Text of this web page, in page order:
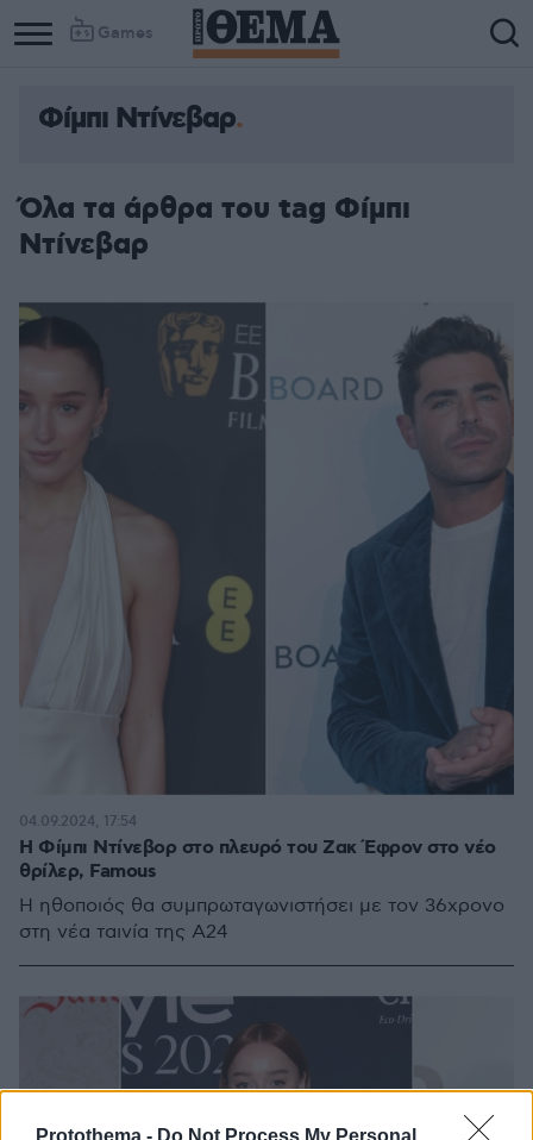
Protothema - Do Not Process My Personal
Games
Φίμπι Ντίνεβαρ
Όλα τα άρθρα του tag Φίμπι
Ντίνεβαρ
Η Φίμπι Ντίνεβορ στο πλευρό του Ζακ Έφρον στο νέο
θρίλερ, Famous
Η ηθοποιός θα συμπρωταγωνιστήσει με τον 36χρονο
στη νέα ταινία της Α24
04.09.2024, 17:54